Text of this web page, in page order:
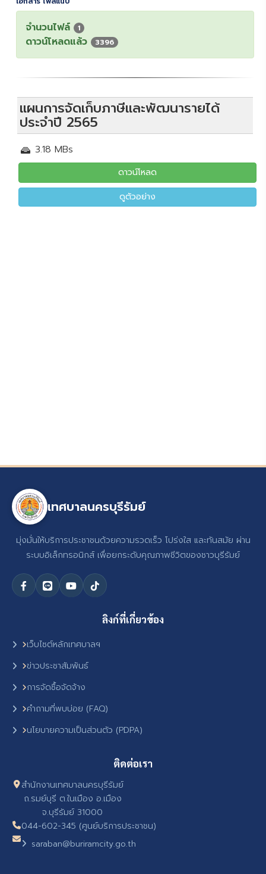
จำนวนไฟล์ 1
ดาวน์โหลดแล้ว 3396
แผนการจัดเก็บภาษีและพัฒนารายได้
ประจำปี 2565
3.18 MBs
ดาวน์โหลด
ดูตัวอย่าง
เทศบาลนครบุรีรัมย์
มุ่งมั่นให้บริการประชาชนด้วยความรวดเร็ว โปร่งใส และทันสมัย ผ่าน
ระบบอิเล็กทรอนิกส์ เพื่อยกระดับคุณภาพชีวิตของชาวบุรีรัมย์
ลิงก์ที่เกี่ยวข้อง
เว็บไซต์หลักเทศบาลฯ
ข่าวประชาสัมพันธ์
การจัดซื้อจัดจ้าง
คำถามที่พบบ่อย (FAQ)
นโยบายความเป็นส่วนตัว (PDPA)
ติดต่อเรา
สำนักงานเทศบาลนครบุรีรัมย์
ถ.รมย์บุรี ต.ในเมือง อ.เมือง
จ.บุรีรัมย์ 31000
044-602-345 (ศูนย์บริการประชาชน)
saraban@buriramcity.go.th